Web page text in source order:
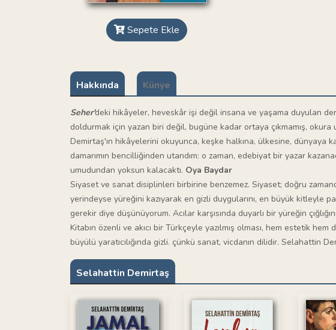
Sepete Ekle
Hakkında Künye
Seher'deki hikâyeler, heveskâr işi değil insana ve yaşama duyulan
doldurmak için yazan biri değil, bugüne kadar ortaya çıkmamış, okura
Demirtaş'ın hikâyelerini okuyunca, keşke halkına, ülkesine, dünyaya
damarımın bencilliğinden utandım: o zaman, edebiyat bir yazar
umudundan yoksun kalacaktı. Oya Baydar
Siyaset ve sanat disiplinleri birbirine benzemez. Siyaset; doğru
yerindeyse yüreğini kazıyarak en gizli duygularını, en büyük kitleyle
gerekir diye düşünüyorum. Acılar karşısında duyarlı bir yüreğin
Kitabın özenli ve akıcı bir Türkçeyle yazılmış olması, hem estetik
büyülü yaratıcılığında gizli. çünkü sanat, vicdanın dilidir. Selahattin
Selahattin Demirtaş